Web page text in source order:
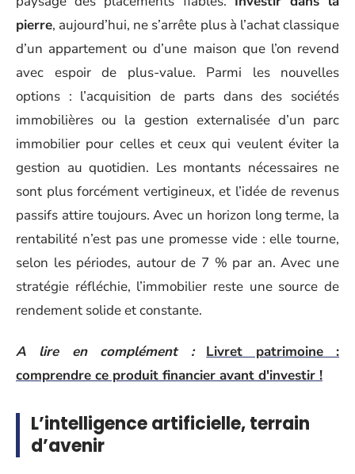
pierre, aujourd’hui, ne s’arrête plus à l’achat classique
d’un appartement ou d’une maison que l’on revend
avec espoir de plus-value. Parmi les nouvelles
options : l’acquisition de parts dans des sociétés
immobilières ou la gestion externalisée d’un parc
immobilier pour celles et ceux qui veulent éviter la
gestion au quotidien. Les montants nécessaires ne
sont plus forcément vertigineux, et l’idée de revenus
passifs attire toujours. Avec un horizon long terme, la
rentabilité n’est pas une promesse vide : elle tourne,
selon les périodes, autour de 7 % par an. Avec une
stratégie réfléchie, l’immobilier reste une source de
rendement solide et constante.
A lire en complément :
Livret patrimoine :
comprendre ce produit financier avant d'investir !
L’intelligence artificielle, terrain
d’avenir